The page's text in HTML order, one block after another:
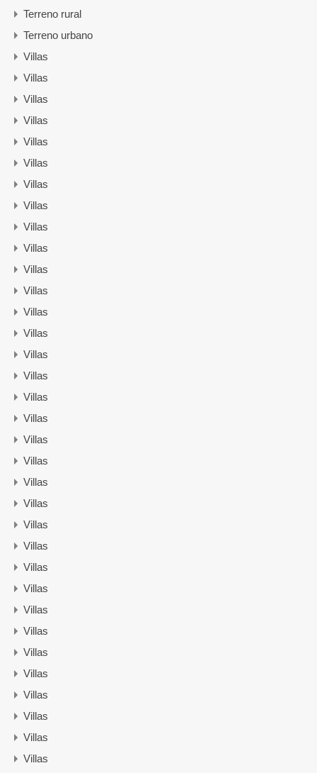
Terreno rural
Terreno urbano
Villas
Villas
Villas
Villas
Villas
Villas
Villas
Villas
Villas
Villas
Villas
Villas
Villas
Villas
Villas
Villas
Villas
Villas
Villas
Villas
Villas
Villas
Villas
Villas
Villas
Villas
Villas
Villas
Villas
Villas
Villas
Villas
Villas
Villas